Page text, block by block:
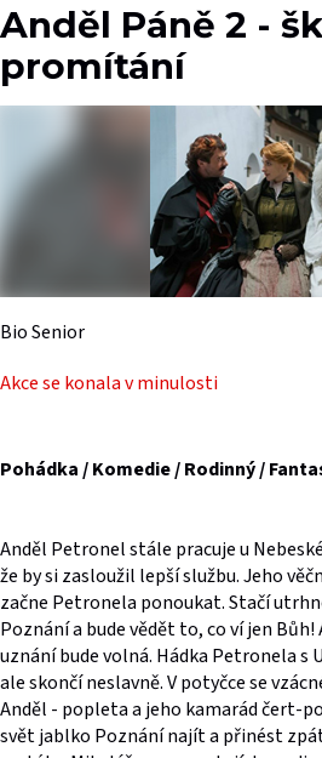
Anděl Páně 2 -
promítání
Bio Senior
Akce se konala v minulosti
Pohádka / Komedie / Rodinný /
Anděl Petronel stále pracuje u
že by si zasloužil lepší službu. Jeho
začne Petronela ponoukat. Stačí
Poznání a bude vědět to, co ví jen
uznání bude volná. Hádka Petronela s
ale skončí neslavně. V potyčce se
Anděl - popleta a jeho kamarád čert-
svět jablko Poznání najít a přinést